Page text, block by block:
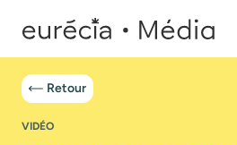
Retour
VIDÉO